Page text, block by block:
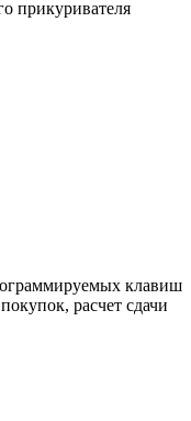
прикуривателя
клавиш
расчет сдачи